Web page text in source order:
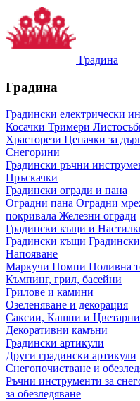
Градина
Градина
Градински електрически
Косачки Тримери
Храсторези Цепачки за
Снегорини
Градински ръчни
Пръскачки
Градински огради и пана
Оградни пана Оградни
покривала Железни огради
Градински къщи и
Градински къщи
Напояване
Маркучи Помпи Поливна
Къмпинг, грил, басейни
Грилове и камини
Озеленяване и декорация
Саксии, Кашпи и
Декоративни камъни
Градински артикули
Други градински артикули
Снегопочистване и
Ръчни инструменти за
за обезледяване